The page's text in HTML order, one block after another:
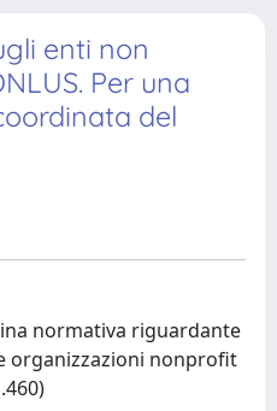
enti non
Per una
del
normativa riguardante
organizzazioni nonprofit